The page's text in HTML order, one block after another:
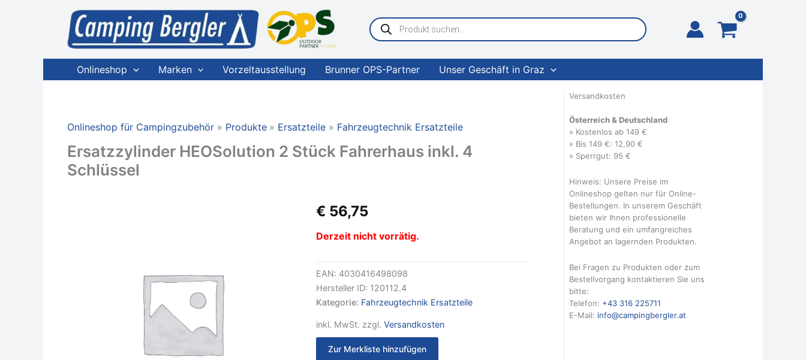
Products
search
Onlineshop Marken Vorzeltausstellung Brunner OPS-Partner Unser Geschäft in Graz
Onlineshop für Campingzubehör Produkte Ersatzteile Fahrzeugtechnik Ersatzteile
Ersatzzylinder HEOSolution 2 Stück Fahrerhaus inkl. 4
Schlüssel
€ 56,75
Derzeit nicht vorrätig.
EAN: 4030416498098
Hersteller ID: 120112.4
Kategorie: Fahrzeugtechnik Ersatzteile
inkl. MwSt. zzgl. Versandkosten
Zur Merkliste hinzufügen
Versandkosten
Österreich & Deutschland
» Kostenlos ab 149 €
» Bis 149 €: 12,90 €
» Sperrgut: 95 €
Hinweis: Unsere Preise im
Onlineshop gelten nur für Online-
Bestellungen. In unserem Geschäft
bieten wir Ihnen professionelle
Beratung und ein umfangreiches
Angebot an lagernden Produkten.
Bei Fragen zu Produkten oder zum
Bestellvorgang kontaktieren Sie uns
bitte:
Telefon: +43 316 225711
E-Mail: info@campingbergler.at